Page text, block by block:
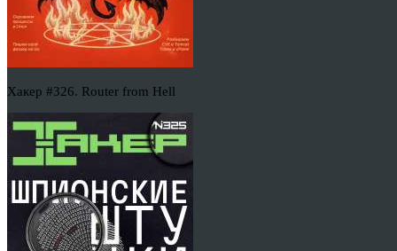
Хакер #326. Router from Hell